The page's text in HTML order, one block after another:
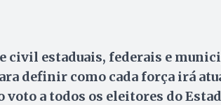
civil estaduais, federais e
definir como cada força irá
a todos os eleitores do